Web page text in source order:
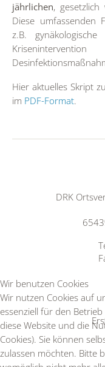
jährlichen, gesetzlich
Diese umfassenden
z.B. gynäkologische
Hier aktuelles Skript
im PDF-Format.
DRK
Wir benutzen Cookies
Wir nutzen Cookies auf
essenziell für den
diese Website und die
Cookies). Sie können
zulassen möchten. Bitte